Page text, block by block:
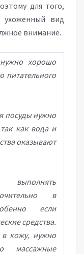
для того,
вид
внимание.
хорошо
питательного
посуды нужно
как вода и
оказывают
выполнять
в
если
средства.
в кожу, нужно
массажные